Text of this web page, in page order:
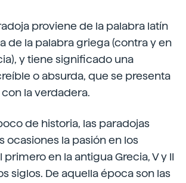
proviene de la palabra latín
de la palabra griega (contra y en
y tiene significado una
o absurda, que se presenta
la verdadera.
de historia, las paradojas
ocasiones la pasión en los
primero en la antigua Grecia, V y II
siglos. De aquella época son las